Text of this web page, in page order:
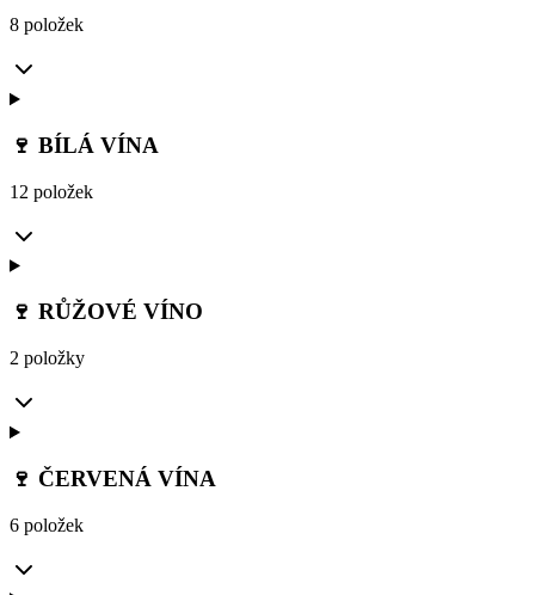
8 položek
🍷 BÍLÁ VÍNA
12 položek
🍷 RŮŽOVÉ VÍNO
2 položky
🍷 ČERVENÁ VÍNA
6 položek